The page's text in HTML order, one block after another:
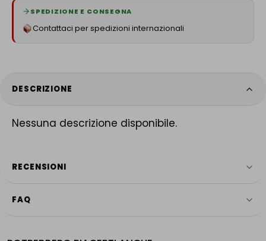
SPEDIZIONE E CONSEGNA
Contattaci per spedizioni internazionali
DESCRIZIONE
Nessuna descrizione disponibile.
RECENSIONI
FAQ